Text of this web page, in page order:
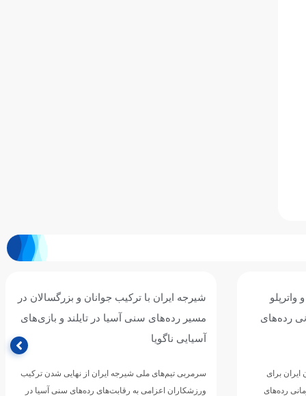
رده‌های
ایران برای
رده‌های
شیرجه ایران با ترکیب جوانان و بزرگسالان در
مسیر رده‌های سنی آسیا در تایلند و بازی‌های
آسیایی ناگویا
سرمربی تیم‌های ملی شیرجه ایران از نهایی شدن ترکیب
ورزشکاران اعزامی به رقابت‌های رده‌های سنی آسیا در